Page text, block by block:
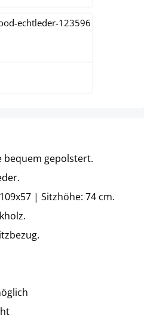
bequem gepolstert.
| Sitzhöhe: 74 cm.